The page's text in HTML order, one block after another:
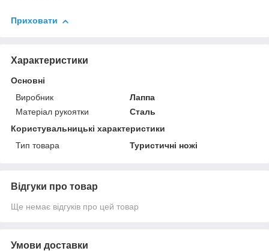
Приховати
Характеристики
Основні
Виробник
Лаппа
Матеріал рукоятки
Сталь
Користувальницькі характеристики
Тип товара
Туристичні ножі
Відгуки про товар
Ще немає відгуків про цей товар
Умови доставки